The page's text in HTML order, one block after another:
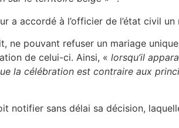
a accordé à l’officier de l’état civil
ne pouvant refuser un mariage
de celui-ci. Ainsi, « lorsqu’il
la célébration est contraire aux
notifier sans délai sa décision,